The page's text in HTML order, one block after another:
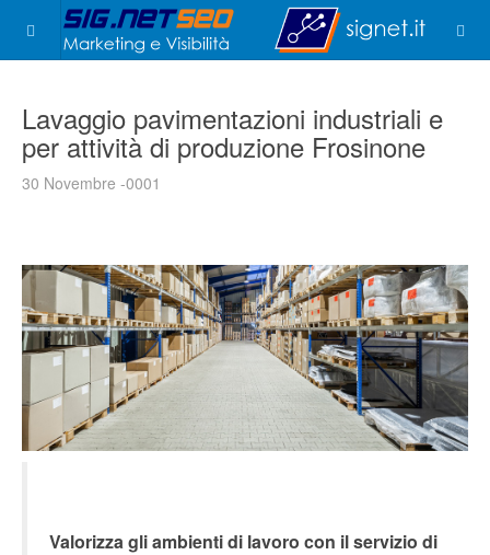
Lavaggio pavimentazioni industriali e
per attività di produzione Frosinone
30 Novembre -0001
Valorizza gli ambienti di lavoro con il servizio di